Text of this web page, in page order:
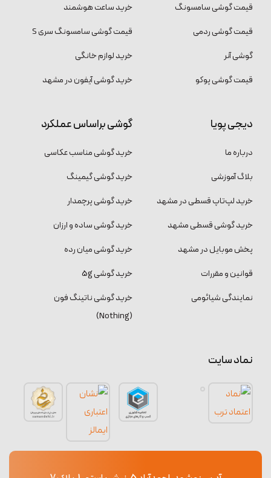
قیمت گوشی سامسونگ
قیمت گوشی ردمی
گوشی آنر
قیمت گوشی پوکو
خرید ساعت هوشمند
قیمت گوشی سامسونگ سری S
خرید لوازم خانگی
خرید گوشی آیفون در مشهد
دیجی پویا
درباره ما
بلاگ آموزشی
خرید لپ‌تاپ قسطی در مشهد
خرید گوشی قسطی مشهد
پخش موبایل در مشهد
قوانین و مقررات
نمایندگی شیائومی
گوشی براساس عملکرد
خرید گوشی مناسب عکاسی
خرید گوشی گیمینگ
خرید گوشی پرچمدار
خرید گوشی ساده و ارزان
خرید گوشی میان رده
خرید گوشی 5g
خرید گوشی ناتینگ فون
(Nothing)
نماد سایت